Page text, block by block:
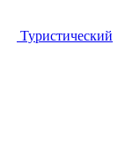
Туристический